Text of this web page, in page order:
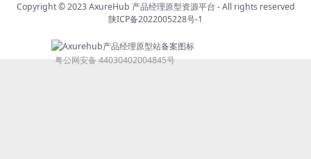
Copyright © 2023AxureHub 产品经理原型资源平台 - All rights reserved
陕ICP备2022005228号-1
粤公网安备 44030402004845号